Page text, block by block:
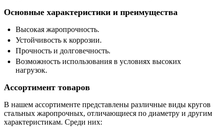
Основные характеристики и преимущества
Высокая жаропрочность.
Устойчивость к коррозии.
Прочность и долговечность.
Возможность использования в условиях высоких
нагрузок.
Ассортимент товаров
В нашем ассортименте представлены различные виды кругов
стальных жаропрочных, отличающиеся по диаметру и другим
характеристикам. Среди них: